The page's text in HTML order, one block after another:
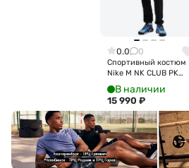
0.0 0
Спортивный костюм
Nike M NK CLUB PK
TRK SUIT HV1444-010
В наличии
15 990 ₽